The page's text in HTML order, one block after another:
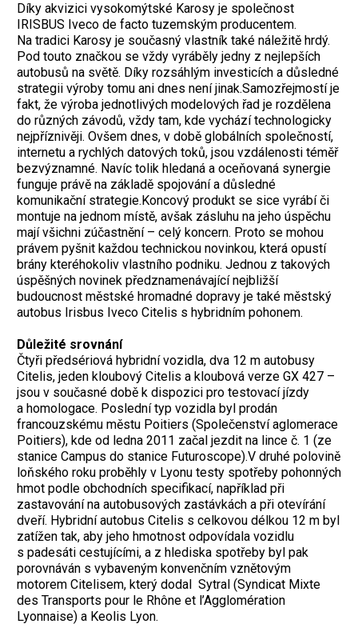
Díky akvizici vysokomýtské Karosy je společnost
IRISBUS Iveco de facto tuzemským producentem.
Na tradici Karosy je současný vlastník také náležitě hrdý.
Pod touto značkou se vždy vyráběly jedny z nejlepších
autobusů na světě. Díky rozsáhlým investicích a důsledné
strategii výroby tomu ani dnes není jinak.Samozřejmostí je
fakt, že výroba jednotlivých modelových řad je rozdělena
do různých závodů, vždy tam, kde vychází technologicky
nejpříznivěji. Ovšem dnes, v době globálních společností,
internetu a rychlých datových toků, jsou vzdálenosti téměř
bezvýznamné. Navíc tolik hledaná a oceňovaná synergie
funguje právě na základě spojování a důsledné
komunikační strategie.Koncový produkt se sice vyrábí či
montuje na jednom místě, avšak zásluhu na jeho úspěchu
mají všichni zúčastnění – celý koncern. Proto se mohou
právem pyšnit každou technickou novinkou, která opustí
brány kteréhokoliv vlastního podniku. Jednou z takových
úspěšných novinek předznamenávající nejbližší
budoucnost městské hromadné dopravy je také městský
autobus Irisbus Iveco Citelis s hybridním pohonem.
Důležité srovnání
Čtyři předsériová hybridní vozidla, dva 12 m autobusy
Citelis, jeden kloubový Citelis a kloubová verze GX 427 –
jsou v současné době k dispozici pro testovací jízdy
a homologace. Poslední typ vozidla byl prodán
francouzskému městu Poitiers (Společenství aglomerace
Poitiers), kde od ledna 2011 začal jezdit na lince č. 1 (ze
stanice Campus do stanice Futuroscope).V druhé polovině
loňského roku proběhly v Lyonu testy spotřeby pohonných
hmot podle obchodních specifikací, například při
zastavování na autobusových zastávkách a při otevírání
dveří. Hybridní autobus Citelis s celkovou délkou 12 m byl
zatížen tak, aby jeho hmotnost odpovídala vozidlu
s padesáti cestujícími, a z hlediska spotřeby byl pak
porovnáván s vybaveným konvenčním vznětovým
motorem Citelisem, který dodal Sytral (Syndicat Mixte
des Transports pour le Rhône et l’Agglomération
Lyonnaise) a Keolis Lyon.